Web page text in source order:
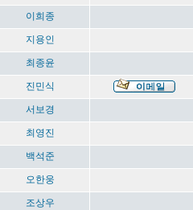
이희종
지용인
최종윤
진민식
서보경
최영진
백석준
오한웅
조상우